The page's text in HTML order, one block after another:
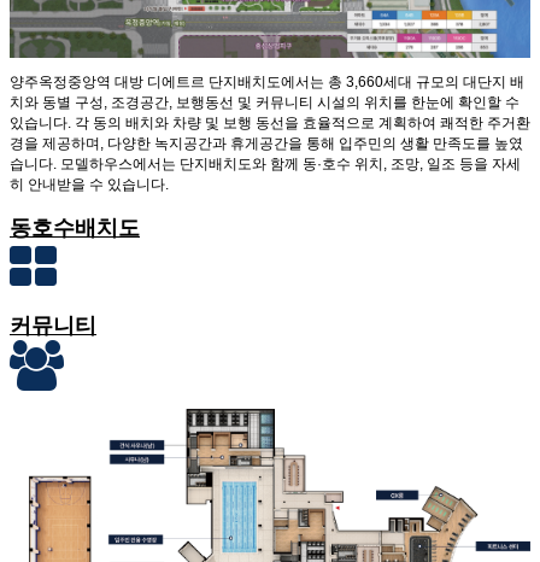
양주옥정중앙역 대방 디에트르 단지배치도에서는 총 3,660세대 규모의 대단지 배
치와 동별 구성, 조경공간, 보행동선 및 커뮤니티 시설의 위치를 한눈에 확인할 수
있습니다. 각 동의 배치와 차량 및 보행 동선을 효율적으로 계획하여 쾌적한 주거환
경을 제공하며, 다양한 녹지공간과 휴게공간을 통해 입주민의 생활 만족도를 높였
습니다. 모델하우스에서는 단지배치도와 함께 동·호수 위치, 조망, 일조 등을 자세
히 안내받을 수 있습니다.
동호수배치도
커뮤니티